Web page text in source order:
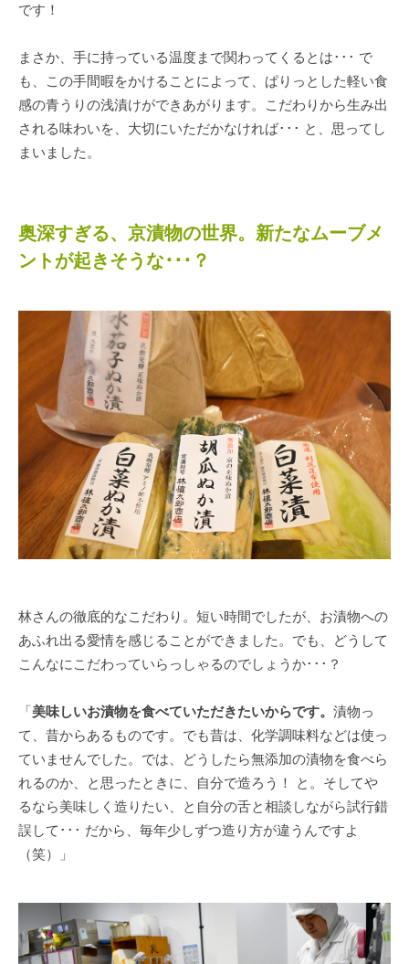
です！
まさか、手に持っている温度まで関わってくるとは･･･ で
も、この手間暇をかけることによって、ぱりっとした軽い食
感の青うりの浅漬けができあがります。こだわりから生み出
される味わいを、大切にいただかなければ･･･ と、思ってし
まいました。
奥深すぎる、京漬物の世界。新たなムーブメ
ントが起きそうな･･･？
林さんの徹底的なこだわり。短い時間でしたが、お漬物への
あふれ出る愛情を感じることができました。でも、どうして
こんなにこだわっていらっしゃるのでしょうか･･･？
「美味しいお漬物を食べていただきたいからです。漬物っ
て、昔からあるものです。でも昔は、化学調味料などは使っ
ていませんでした。では、どうしたら無添加の漬物を食べら
れるのか、と思ったときに、自分で造ろう！ と。そしてや
るなら美味しく造りたい、と自分の舌と相談しながら試行錯
誤して･･･ だから、毎年少しずつ造り方が違うんですよ
（笑）」